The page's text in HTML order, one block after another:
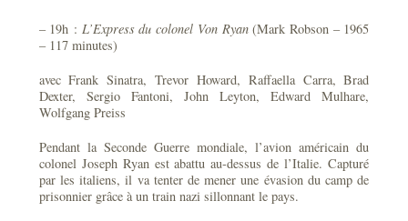
– 19h : L’Express du colonel Von Ryan(Mark Robson – 1965
– 117 minutes)
avec Frank Sinatra, Trevor Howard, Raffaella Carra, Brad
Dexter, Sergio Fantoni, John Leyton, Edward Mulhare,
Wolfgang Preiss
Pendant la Seconde Guerre mondiale, l’avion américain du
colonel Joseph Ryan est abattu au-dessus de l’Italie. Capturé
par les italiens, il va tenter de mener une évasion du camp de
prisonnier grâce à un train nazi sillonnant le pays.